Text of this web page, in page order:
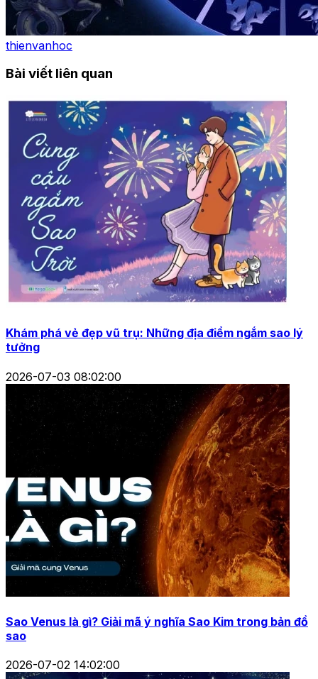
thienvanhoc
Bài viết liên quan
Khám phá vẻ đẹp vũ trụ: Những địa điểm ngắm sao lý
tưởng
2026-07-03 08:02:00
Sao Venus là gì? Giải mã ý nghĩa Sao Kim trong bản đồ
sao
2026-07-02 14:02:00